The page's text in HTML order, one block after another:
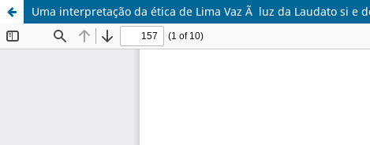
Uma interpretação da ética de Lima Vaz Ã luz da Laudato si e